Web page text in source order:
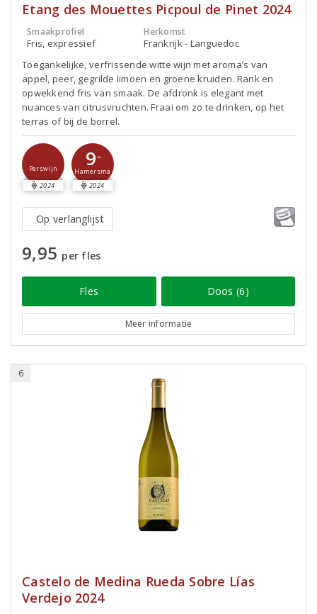
Etang des Mouettes Picpoul de Pinet 2024
Smaakprofiel
Fris, expressief
Herkomst
Frankrijk - Languedoc
Toegankelijke, verfrissende witte wijn met aroma’s van
appel, peer, gegrilde limoen en groene kruiden. Rank en
opwekkend fris van smaak. De afdronk is elegant met
nuances van citrusvruchten. Fraai om zo te drinken, op het
terras of bij de borrel.
Perswijn
2024
9-
Hamersma
2024
Op verlanglijst
9,95 per fles
Fles Doos (6)
Meer informatie
6
Castelo de Medina Rueda Sobre Lías
Verdejo 2024